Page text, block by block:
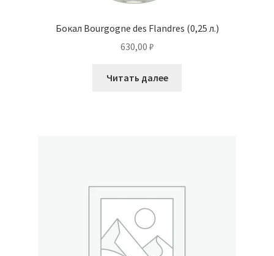
Бокал Bourgogne des Flandres (0,25 л.)
630,00 ₽
Читать далее